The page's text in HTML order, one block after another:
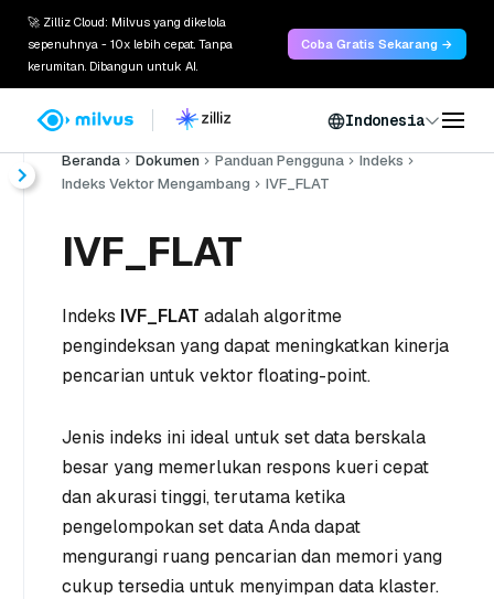
🚀 Zilliz Cloud: Milvus yang dikelola
sepenuhnya - 10x lebih cepat. Tanpa
kerumitan. Dibangun untuk AI.
Coba Gratis Sekarang →
Indonesia
Beranda Dokumen Panduan Pengguna
Indeks
Indeks Vektor Mengambang
IVF_FLAT
IVF_FLAT
Indeks IVF_FLAT adalah algoritme
pengindeksan yang dapat meningkatkan kinerja
pencarian untuk vektor floating-point.
Jenis indeks ini ideal untuk set data berskala
besar yang memerlukan respons kueri cepat
dan akurasi tinggi, terutama ketika
pengelompokan set data Anda dapat
mengurangi ruang pencarian dan memori yang
cukup tersedia untuk menyimpan data klaster.